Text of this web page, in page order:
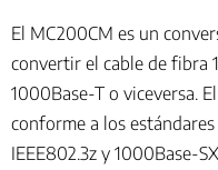
El MC200CM es un
convertir el cable de fibra
1000Base-T o viceversa.
conforme a los estándares
IEEE802.3z y 1000Base-